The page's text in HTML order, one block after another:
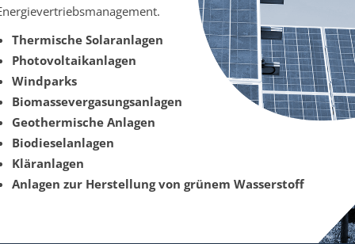
Thermische Solaranlagen
Photovoltaikanlagen
Windparks
Biomassevergasungsanlagen
Geothermische Anlagen
Biodieselanlagen
Kläranlagen
Anlagen zur Herstellung von grünem Wasserstoff